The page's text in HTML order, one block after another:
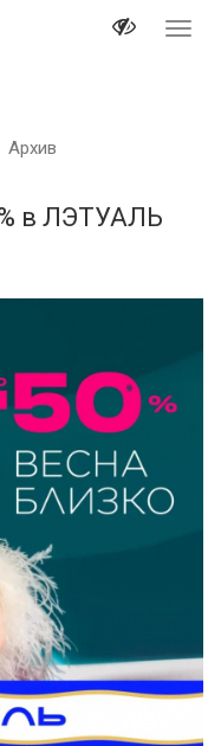
Архив
в ЛЭТУАЛЬ